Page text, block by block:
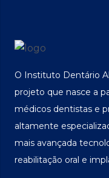
O Instituto Dentário
projeto que nasce a
médicos dentistas e
altamente
mais avançada
reabilitação oral e